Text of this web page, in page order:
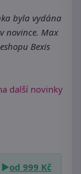
byla vydána
novince. Max
Bexis
další novinky
►od 999 Kč